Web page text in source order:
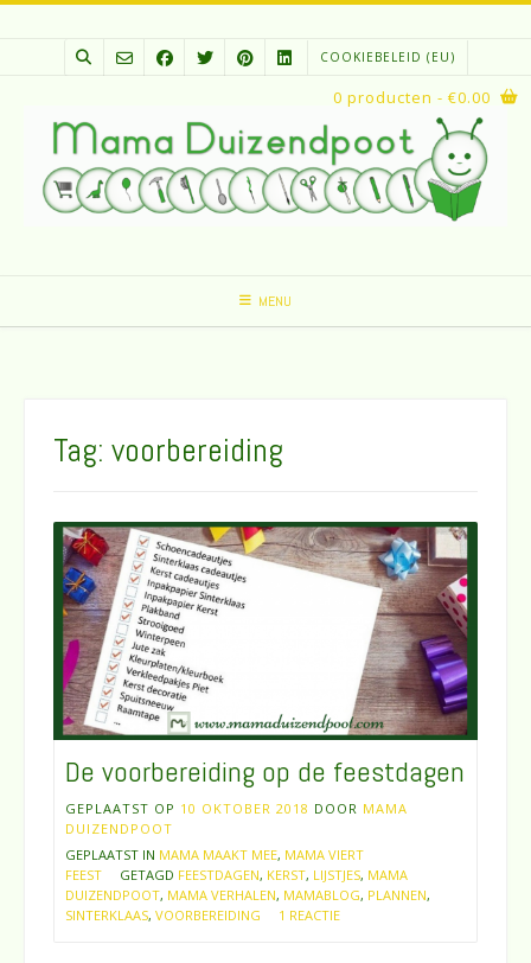
Spring
COOKIEBELEID (EU)
MENU
0 producten - €0.00
Tag: voorbereiding
De voorbereiding op de feestdagen
GEPLAATST OP 10 OKTOBER 2018 DOOR MAMA
DUIZENDPOOT
GEPLAATST IN MAMA MAAKT MEE, MAMA VIERT
FEEST
GETAGD FEESTDAGEN, KERST, LIJSTJES, MAMA
DUIZENDPOOT, MAMA VERHALEN, MAMABLOG, PLANNEN,
SINTERKLAAS, VOORBEREIDING 1 REACTIE